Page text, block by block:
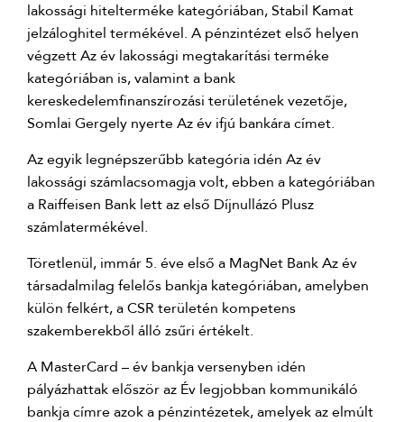
lakossági hitelterméke kategóriában, Stabil Kamat
jelzáloghitel termékével. A pénzintézet első helyen
végzett Az év lakossági megtakarítási terméke
kategóriában is, valamint a bank
kereskedelemfinanszírozási területének vezetője,
Somlai Gergely nyerte Az év ifjú bankára címet.
Az egyik legnépszerűbb kategória idén Az év
lakossági számlacsomagja volt, ebben a kategóriában
a Raiffeisen Bank lett az első Díjnullázó Plusz
számlatermékével.
Töretlenül, immár 5. éve első a MagNet Bank Az év
társadalmilag felelős bankja kategóriában, amelyben
külön felkért, a CSR területén kompetens
szakemberekből álló zsűri értékelt.
A MasterCard – év bankja versenyben idén
pályázhattak először az Év legjobban kommunikáló
bankja címre azok a pénzintézetek, amelyek az elmúlt